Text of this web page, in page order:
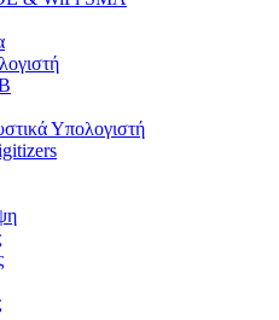
Υπολογιστή